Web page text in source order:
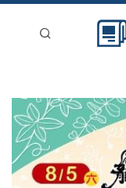
新聞稿分類
刊登